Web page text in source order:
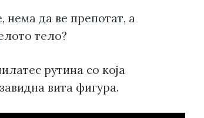
нема да ве препотат, а
тело?
рутина со која
вита фигура.